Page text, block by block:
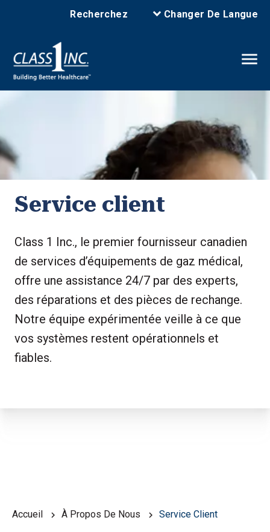
Recherchez Changer De Langue
Service client
Class 1 Inc., le premier fournisseur canadien
de services d’équipements de gaz médical,
offre une assistance 24/7 par des experts,
des réparations et des pièces de rechange.
Notre équipe expérimentée veille à ce que
vos systèmes restent opérationnels et
fiables.
Accueil À Propos De Nous Service Client